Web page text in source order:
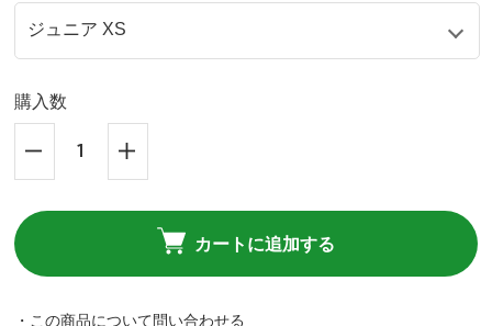
購入数
カートに追加する
・この商品について問い合わせる